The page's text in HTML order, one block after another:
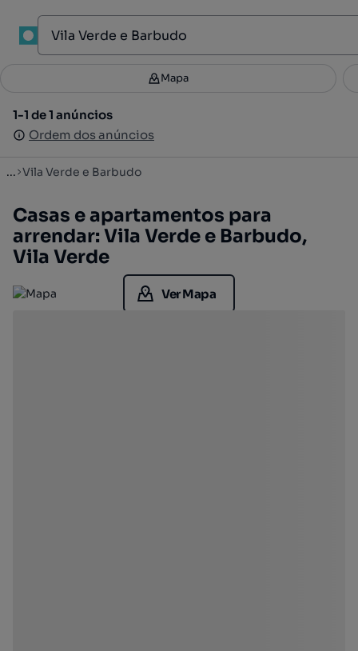
Filtros 2
1-1 de 1 anúncios
Ordem dos anúncios
Mapa
1-1 de 1 anúncios
Ordem dos anúncios
... Vila Verde e Barbudo
Casas e apartamentos para
arrendar: Vila Verde e Barbudo,
Vila Verde
Ver Mapa